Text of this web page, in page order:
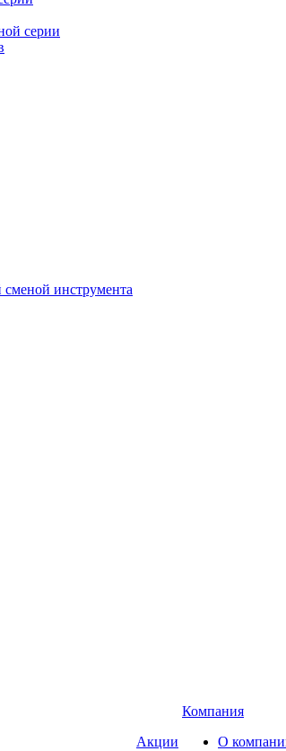
серии
сменой инструмента
Акции
Компания
О